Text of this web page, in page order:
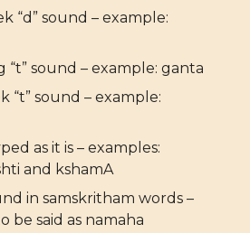
“d” sound – example:
“t” sound – example: ganta
“t” sound – example:
as it is – examples:
and kshamA
in samskritham words –
be said as namaha